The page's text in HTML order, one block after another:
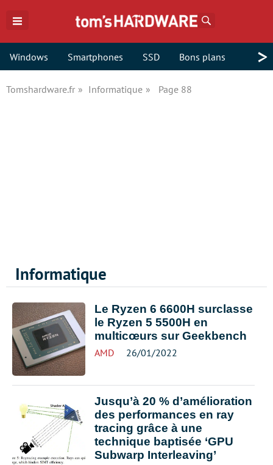
Windows Smartphones SSD Bons plans >
Tomshardware.fr Informatique Page 88
Informatique
Le Ryzen 6 6600H surclasse
le Ryzen 5 5500H en
multicœurs sur Geekbench
AMD 26/01/2022
Jusqu’à 20 % d’amélioration
des performances en ray
tracing grâce à une
technique baptisée ‘GPU
Subwarp Interleaving’